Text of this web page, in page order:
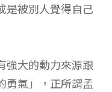
是被別人覺得自己
強大的動力來源跟
勇氣」，正所謂孟